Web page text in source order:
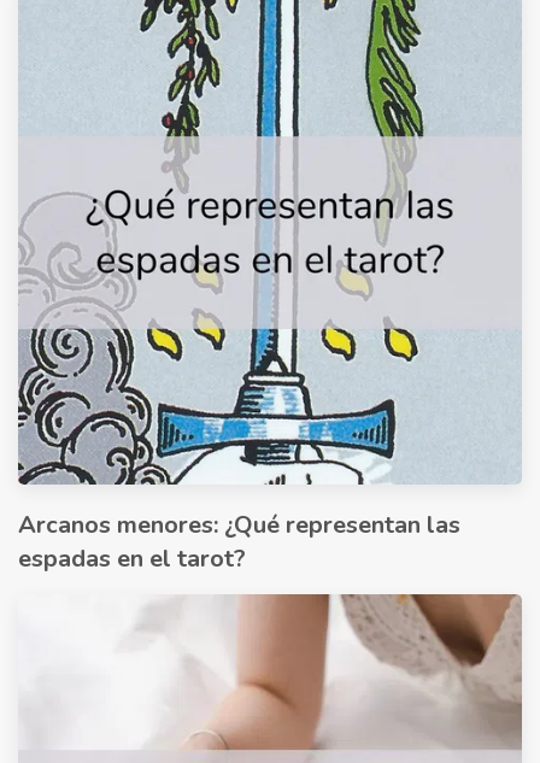
Arcanos menores: ¿Qué representan las
espadas en el tarot?